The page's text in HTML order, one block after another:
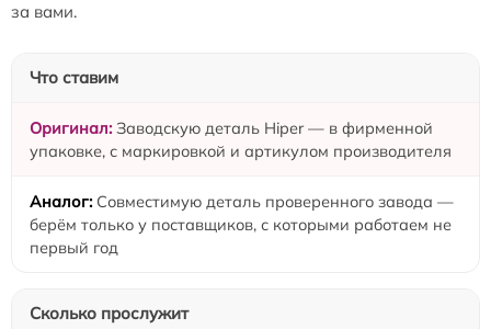
за вами.
Что ставим
Заводскую деталь Hiper — в фирменной
упаковке, с маркировкой и артикулом производителя
Совместимую деталь проверенного завода —
берём только у поставщиков, с которыми работаем не
первый год
Сколько прослужит